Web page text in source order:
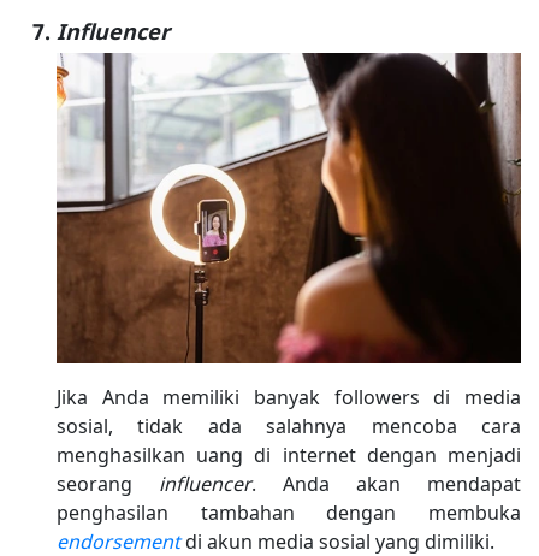
Influencer
Jika Anda memiliki banyak followers di media
sosial, tidak ada salahnya mencoba cara
menghasilkan uang di internet dengan menjadi
seorang influencer. Anda akan mendapat
penghasilan tambahan dengan membuka
endorsementdi akun media sosial yang dimiliki.